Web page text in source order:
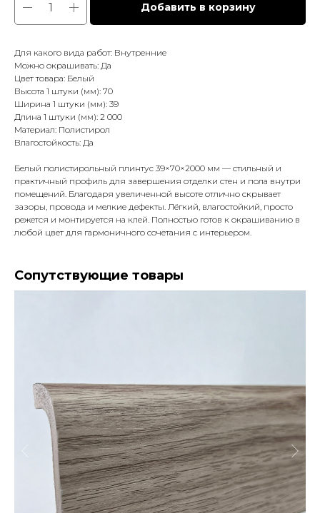
Добавить в корзину
Для какого вида работ: Внутренние
Можно окрашивать: Да
Цвет товара: Белый
Высота 1 штуки (мм): 70
Ширина 1 штуки (мм): 39
Длина 1 штуки (мм): 2 000
Материал: Полистирол
Влагостойкость: Да
Белый полистирольный плинтус 39×70×2000 мм — стильный и
практичный профиль для завершения отделки стен и пола внутри
помещений. Благодаря увеличенной высоте отлично скрывает
зазоры, провода и мелкие дефекты. Лёгкий, влагостойкий, просто
режется и монтируется на клей. Полностью готов к окрашиванию в
любой цвет для гармоничного сочетания с интерьером.
Сопутствующие товары